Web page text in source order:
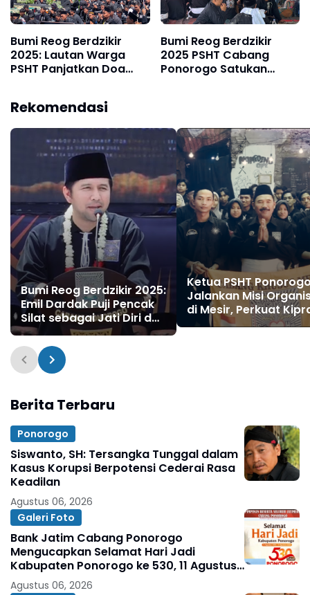
Bumi Reog Berdzikir
2025: Lautan Warga
PSHT Panjatkan Doa
Bumi Reog Berdzikir
2025 PSHT Cabang
Ponorogo Satukan
Rekomendasi
Bumi Reog Berdzikir 2025:
Emil Dardak Puji Pencak
Silat sebagai Jati Diri dan
Warisan Budaya Bangsa
Ketua PSHT
Jalankan Misi
di Mesir, Perkuat
Pencak Silat Menuju
Berita Terbaru
Ponorogo
Siswanto, SH: Tersangka Tunggal dalam
Kasus Korupsi Berpotensi Cederai Rasa
Keadilan
Agustus 06, 2026
Galeri Foto
Bank Jatim Cabang Ponorogo
Mengucapkan Selamat Hari Jadi
Kabupaten Ponorogo ke 530, 11 Agustus
1496 - 11 Agustus 2026
Agustus 06, 2026